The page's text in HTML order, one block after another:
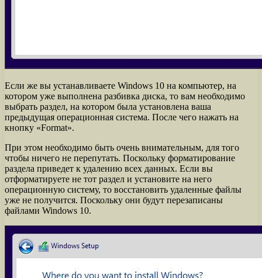
Если же вы устанавливаете Windows 10 на компьютер, на
котором уже выполнена разбивка диска, то вам необходимо
выбрать раздел, на котором была установлена ваша
предыдущая операционная система. После чего нажать на
кнопку «Format».
При этом необходимо быть очень внимательным, для того
чтобы ничего не перепутать. Поскольку форматирование
раздела приведет к удалению всех данных. Если вы
отформатируете не тот раздел и установите на него
операционную систему, то восстановить удаленные файлы
уже не получится. Поскольку они будут перезаписаны
файлами Windows 10.